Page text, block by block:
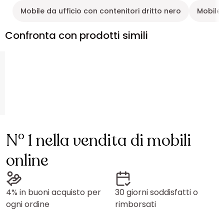
Mobile da ufficio con contenitori dritto nero
Confronta con prodotti simili
N° 1 nella vendita di mobili
online
4% in buoni acquisto per
ogni ordine
30 giorni soddisfatti o
rimborsati